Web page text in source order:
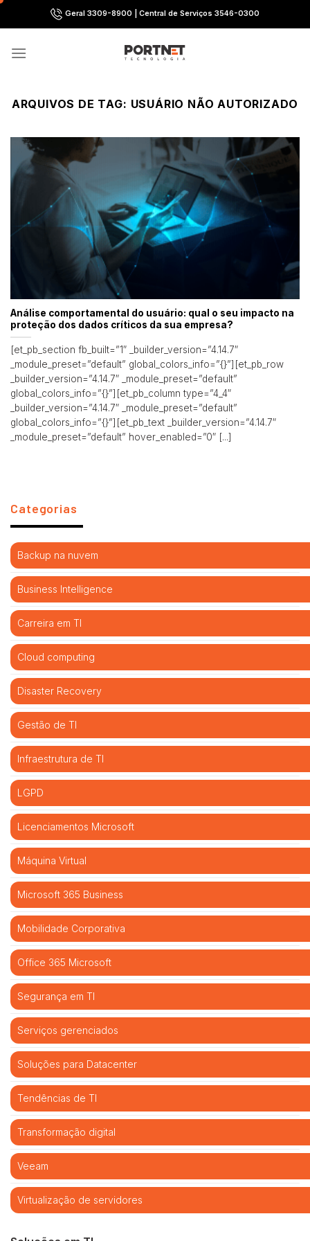
Skip
to
Geral 3309-8900 | Central de Serviços 3546-0300
ARQUIVOS DE TAG: USUÁRIO NÃO AUTORIZADO
Análise comportamental do usuário: qual o seu impacto na
proteção dos dados críticos da sua empresa?
[et_pb_section fb_built=”1″ _builder_version=”4.14.7″
_module_preset=”default” global_colors_info=”{}”][et_pb_row
_builder_version=”4.14.7″ _module_preset=”default”
global_colors_info=”{}”][et_pb_column type=”4_4″
_builder_version=”4.14.7″ _module_preset=”default”
global_colors_info=”{}”][et_pb_text _builder_version=”4.14.7″
_module_preset=”default” hover_enabled=”0″ [...]
Categorias
Backup na nuvem
Business Intelligence
Carreira em TI
Cloud computing
Disaster Recovery
Gestão de TI
Infraestrutura de TI
LGPD
Licenciamentos Microsoft
Máquina Virtual
Microsoft 365 Business
Mobilidade Corporativa
Office 365 Microsoft
Segurança em TI
Serviços gerenciados
Soluções para Datacenter
Tendências de TI
Transformação digital
Veeam
Virtualização de servidores